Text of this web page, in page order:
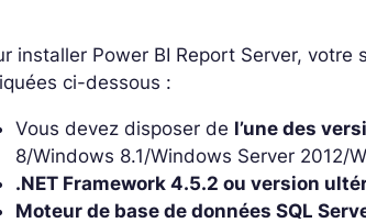
installer Power BI Report Server,
ci-dessous :
Vous devez disposer de l’une des
8/Windows 8.1/Windows Server 2012/
.NET Framework 4.5.2 ou version
Moteur de base de données SQL